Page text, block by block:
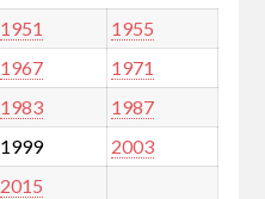
1951
1955
1967
1971
1983
1987
1999
2003
2015